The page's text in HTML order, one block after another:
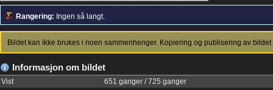
Rangering: Ingen så langt.
Bildet kan ikke brukes i noen sammenhenger. Kopiering og publisering av bildet
Informasjon om bildet
Vist
651 ganger / 725 ganger